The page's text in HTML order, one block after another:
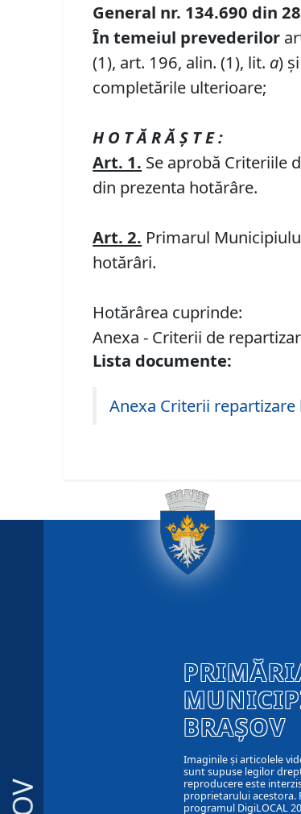
General nr. 134.690 din
În temeiul prevederilor
(1), art. 196, alin. (1), lit. a)
completările ulterioare;
H O T Ă R Ă Ş T E :
Art. 1. Se aprobă Criteriile
din prezenta hotărâre.
Art. 2. Primarul
hotărâri.
Hotărârea cuprinde:
Anexa - Criterii de
Lista documente:
Anexa Criterii
BRAȘOV
Imaginile și articolele
sunt supuse legilor
reproducere este
proprietarului acestora.
programul DigiLOCAL